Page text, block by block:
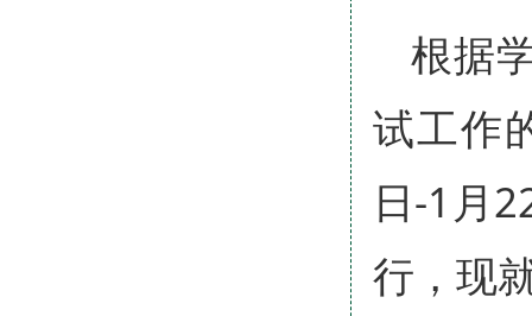
根据
试工作
日-1月
行，现